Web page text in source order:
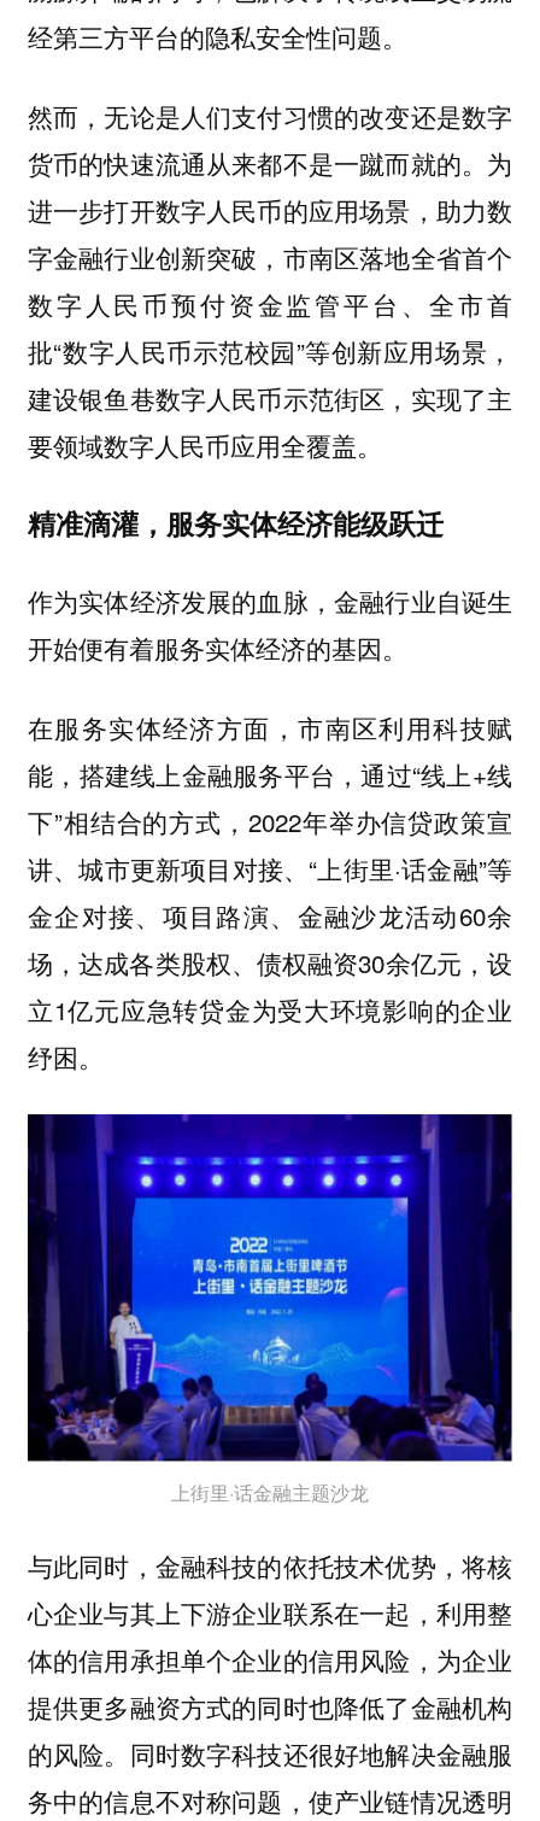
经第三方平台的隐私安全性问题。
然而，无论是人们支付习惯的改变还是数字
货币的快速流通从来都不是一蹴而就的。为
进一步打开数字人民币的应用场景，助力数
字金融行业创新突破，市南区落地全省首个
数字人民币预付资金监管平台、全市首
批“数字人民币示范校园”等创新应用场景，
建设银鱼巷数字人民币示范街区，实现了主
要领域数字人民币应用全覆盖。
精准滴灌，服务实体经济能级跃迁
作为实体经济发展的血脉，金融行业自诞生
开始便有着服务实体经济的基因。
在服务实体经济方面，市南区利用科技赋
能，搭建线上金融服务平台，通过“线上+线
下”相结合的方式，2022年举办信贷政策宣
讲、城市更新项目对接、“上街里·话金融”等
金企对接、项目路演、金融沙龙活动60余
场，达成各类股权、债权融资30余亿元，设
立1亿元应急转贷金为受大环境影响的企业
纾困。
上街里·话金融主题沙龙
与此同时，金融科技的依托技术优势，将核
心企业与其上下游企业联系在一起，利用整
体的信用承担单个企业的信用风险，为企业
提供更多融资方式的同时也降低了金融机构
的风险。同时数字科技还很好地解决金融服
务中的信息不对称问题，使产业链情况透明